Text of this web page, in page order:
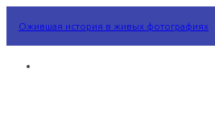
Ожившая история в живых фотографиях